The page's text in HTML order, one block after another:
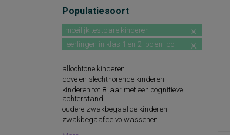
Populatiesoort
moeilijk testbare kinderen
leerlingen in klas 1 en 2 ibo en lbo
allochtone kinderen
dove en slechthorende kinderen
kinderen tot 8 jaar met een cognitieve
achterstand
oudere zwakbegaafde kinderen
zwakbegaafde volwassenen